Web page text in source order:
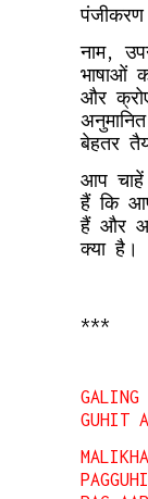
नाम,
भाषाओं
और
बेहतर
आप
हैं कि
हैं और
क्या है।
***
GALING
GUHIT